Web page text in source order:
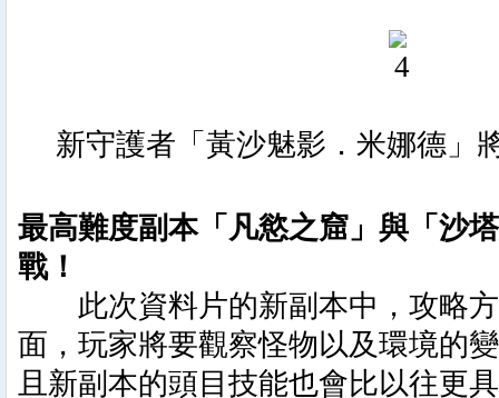
新守護者「黃沙魅影．米娜德」
最高難度副本「凡慾之窟」與「沙
戰！
此次資料片的新副本中，攻略方
面，玩家將要觀察怪物以及環境的
且新副本的頭目技能也會比以往更